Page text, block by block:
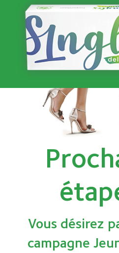
Vous désirez
campagne